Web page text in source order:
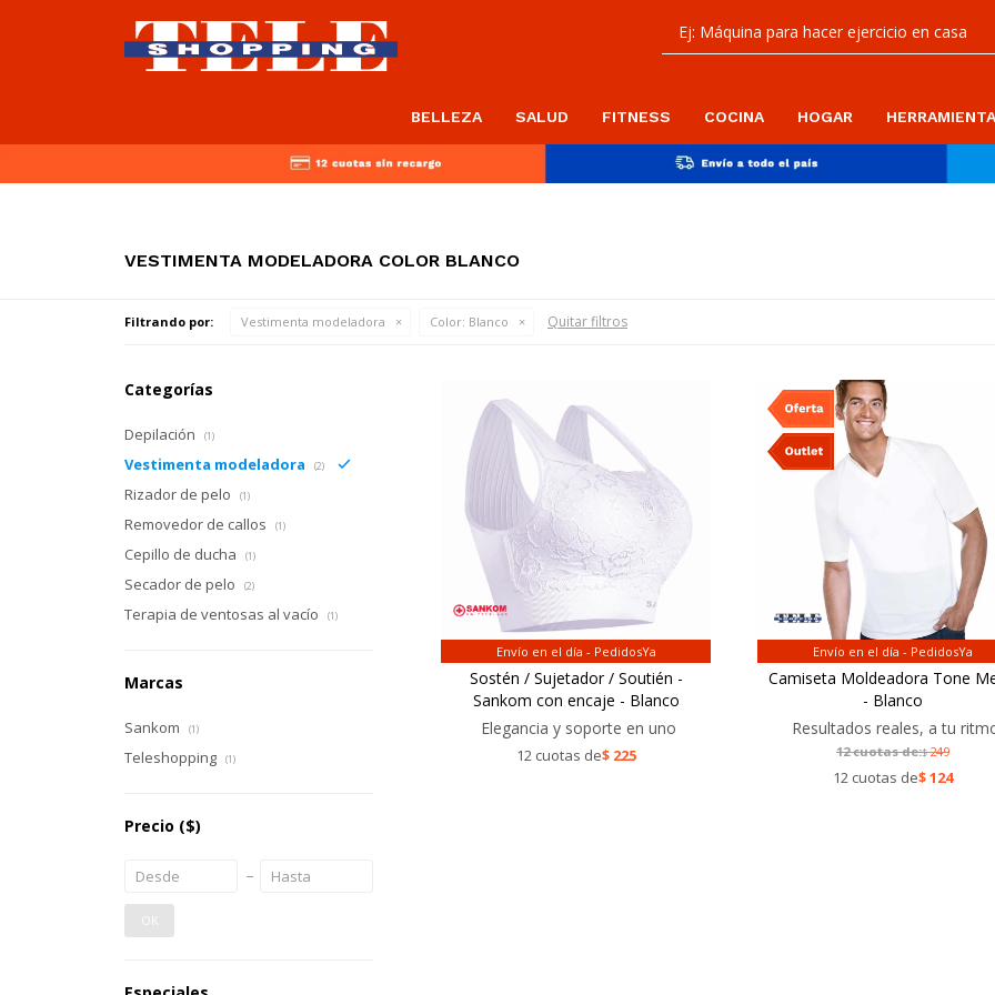
BELLEZA SALUD FITNESS COCINA HOGAR
VESTIMENTA MODELADORA COLOR BLANCO
Filtrando por: Vestimenta modeladora Color: Blanco Quitar filtros
Envío en el día - PedidosYa
Sostén / Sujetador / Soutién -
Sankom con encaje - Blanco
Elegancia y soporte en uno
12 cuotas de$ 225
Envío en el día - PedidosYa
Camiseta Moldeadora Tone
- Blanco
Resultados reales, a tu
12 cuotas de:$249
12 cuotas de$124
Categorías
Depilación (1)
Vestimenta modeladora (2)
Rizador de pelo (1)
Removedor de callos (1)
Cepillo de ducha (1)
Secador de pelo (2)
Terapia de ventosas al vacío (1)
Marcas
Sankom (1)
Teleshopping (1)
Precio ($)
OK